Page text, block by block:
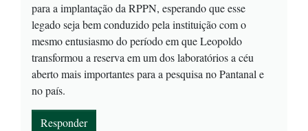
para a implantação da RPPN, esperando que esse
legado seja bem conduzido pela instituição com o
mesmo entusiasmo do período em que Leopoldo
transformou a reserva em um dos laboratórios a céu
aberto mais importantes para a pesquisa no Pantanal e
no país.
Responder